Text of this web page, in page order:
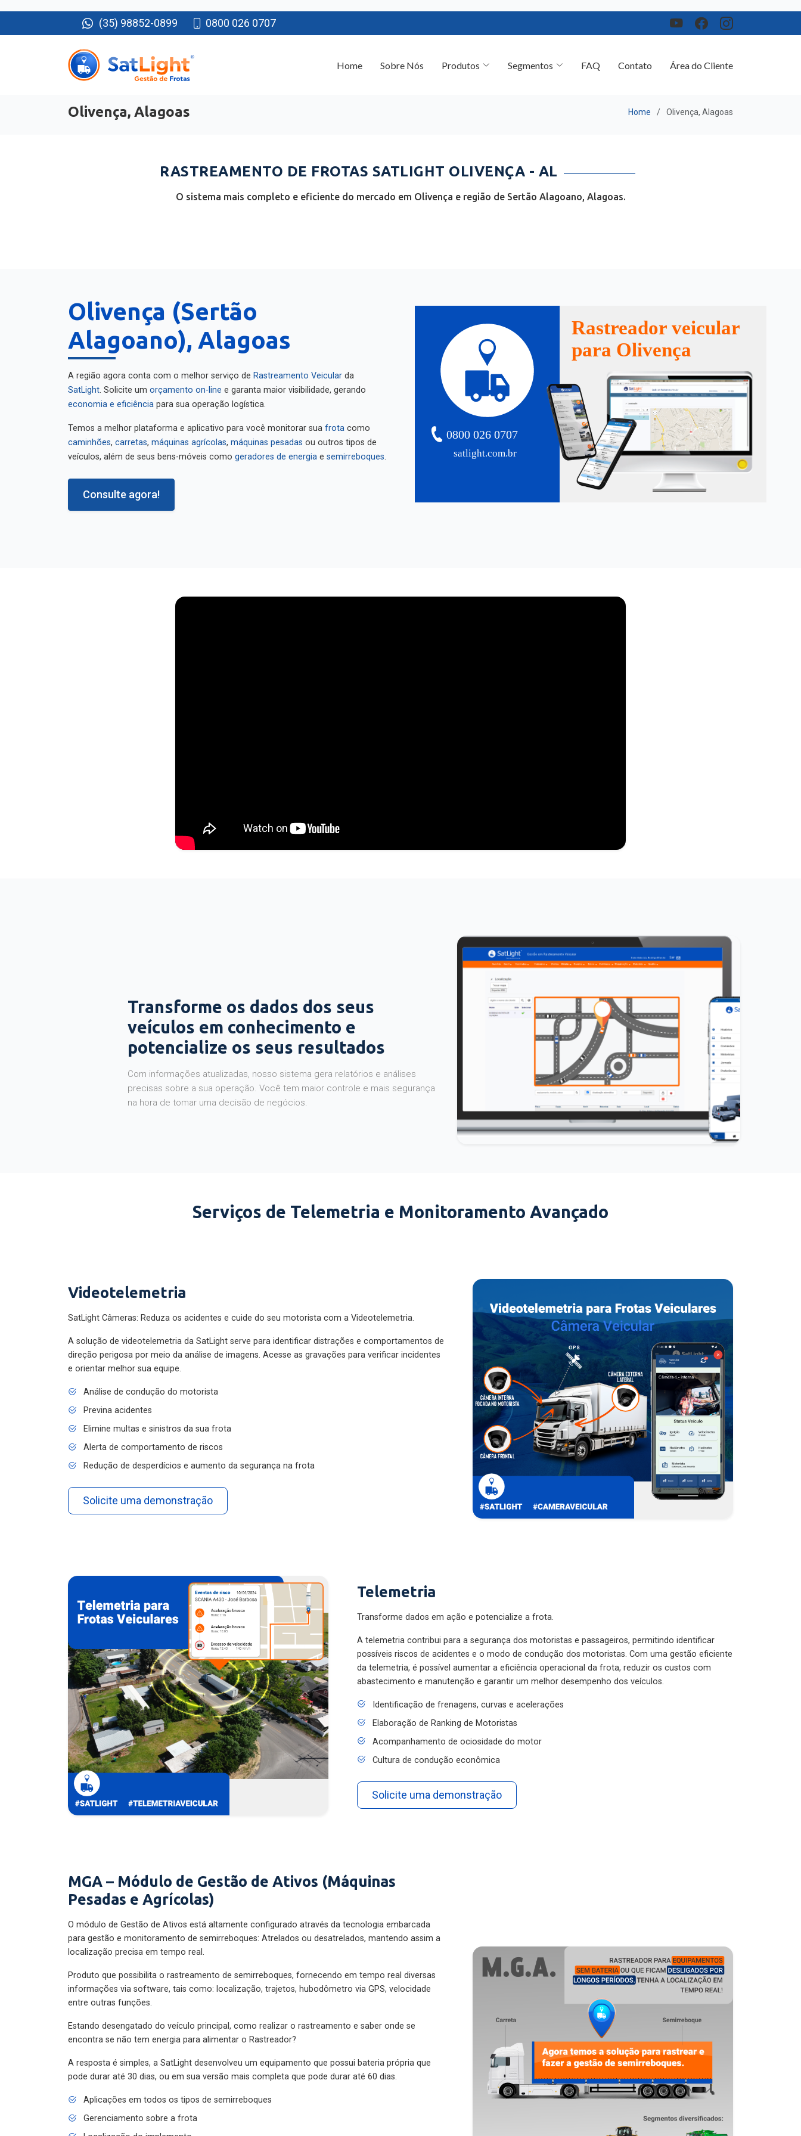
(35) 98852-0899 0800 026 0707
Olivença, Alagoas
RASTREAMENTO DE FROTAS SATLIGHT OLIVENÇA - AL
O sistema mais completo e eficiente do mercado em Olivença e região de Sertão Alagoano, Alagoas.
Olivença (Sertão
Alagoano), Alagoas
A região agora conta com o melhor serviço de Rastreamento Veicular
da
SatLight
. Solicite um orçamento on-line
e garanta maior visibilidade, gerando
economia e eficiência
para sua operação logística.
Temos a melhor plataforma e aplicativo para você monitorar sua frota
caminhões
máquinas agrícolas máquinas pesadas
ou outros tipos de
veículos, além de seus bens-móveis como
geradores de energia semirreboques
Consulte agora!
satlight.com.br
0800 026 0707
Rastreador veicular
para Olivença
Transforme os dados dos seus
veículos em conhecimento e
potencialize os seus resultados
Com informações atualizadas, nosso sistema gera relatórios e análises
precisas sobre a sua operação. Você tem maior controle e mais segurança
na hora de tomar uma decisão de negócios.
Serviços de Telemetria e Monitoramento Avançado
Videotelemetria
SatLight Câmeras: Reduza os acidentes e cuide do seu motorista com a Videotelemetria.
A solução de videotelemetria da SatLight serve para identificar distrações e comportamentos de
direção perigosa por meio da análise de imagens. Acesse as gravações para verificar incidentes
e orientar melhor sua equipe.
Análise de condução do motorista
Previna acidentes
Elimine multas e sinistros da sua frota
Alerta de comportamento de riscos
Redução de desperdícios e aumento da segurança na frota
Solicite uma demonstração
Telemetria
Transforme dados em ação e potencialize a frota.
A telemetria contribui para a segurança dos motoristas e passageiros, permitindo identificar
possíveis riscos de acidentes e o modo de condução dos motoristas. Com uma gestão eficiente
da telemetria, é possível aumentar a eficiência operacional da frota, reduzir os custos com
abastecimento e manutenção e garantir um melhor desempenho dos veículos.
Identificação de frenagens, curvas e acelerações
Elaboração de Ranking de Motoristas
Acompanhamento de ociosidade do motor
Cultura de condução econômica
Solicite uma demonstração
MGA – Módulo de Gestão de Ativos (Máquinas
Pesadas e Agrícolas)
O módulo de Gestão de Ativos está altamente configurado através da tecnologia embarcada
para gestão e monitoramento de semirreboques: Atrelados ou desatrelados, mantendo assim a
localização precisa em tempo real.
Produto que possibilita o rastreamento de semirreboques, fornecendo em tempo real diversas
informações via software, tais como: localização, trajetos, hubodômetro via GPS, velocidade
entre outras funções.
Estando desengatado do veículo principal, como realizar o rastreamento e saber onde se
encontra se não tem energia para alimentar o Rastreador?
A resposta é simples, a SatLight desenvolveu um equipamento que possui bateria própria que
pode durar até 30 dias, ou em sua versão mais completa que pode durar até 60 dias.
Aplicações em todos os tipos de semirreboques
Gerenciamento sobre a frota
Localização do implemento